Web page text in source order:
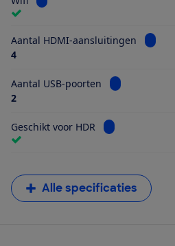
Aantal HDMI-aansluitingen
4
Aantal USB-poorten
Bekijk
2
Geschikt voor HDR Bekijk
Alle specificaties